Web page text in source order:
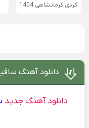
کردی کرمانشاهی 1404
دانلود آهنگ
دانلود آهنگ جدید